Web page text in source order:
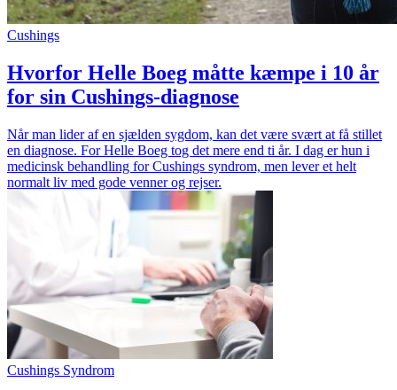
Cushings
Hvorfor Helle Boeg måtte kæmpe i 10 år
for sin Cushings-diagnose
Når man lider af en sjælden sygdom, kan det være svært at få stillet
en diagnose. For Helle Boeg tog det mere end ti år. I dag er hun i
medicinsk behandling for Cushings syndrom, men lever et helt
normalt liv med gode venner og rejser.
Cushings Syndrom